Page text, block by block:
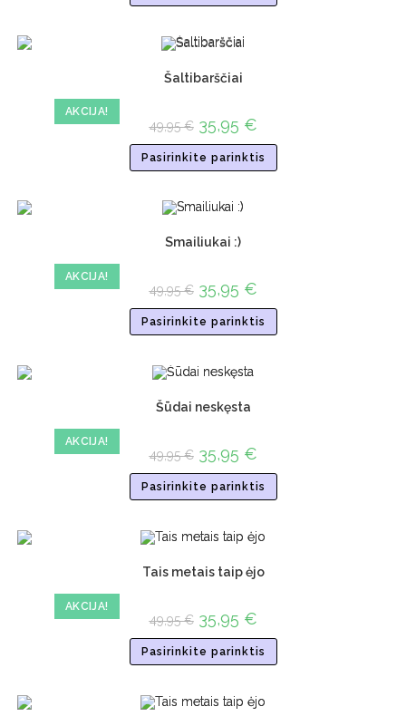
AKCIJA!
Šaltibarščiai
49,95€ 35,95 €
Pasirinkite parinktis
AKCIJA!
Smailiukai :)
49,95€ 35,95 €
Pasirinkite parinktis
AKCIJA!
Šūdai neskęsta
49,95€ 35,95 €
Pasirinkite parinktis
AKCIJA!
Tais metais taip ėjo
49,95€ 35,95 €
Pasirinkite parinktis